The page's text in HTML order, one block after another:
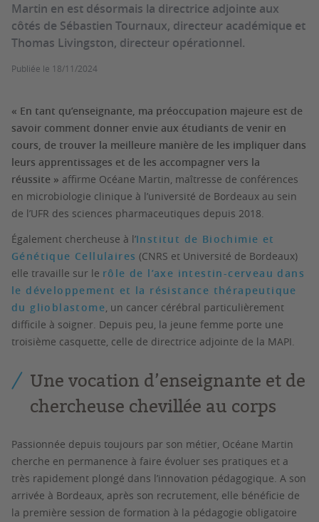
Martin en est désormais la directrice adjointe aux
côtés de Sébastien Tournaux, directeur académique et
Thomas Livingston, directeur opérationnel.
Publiée le 18/11/2024
« En tant qu’enseignante, ma préoccupation majeure est de
savoir comment donner envie aux étudiants de venir en
cours, de trouver la meilleure manière de les impliquer dans
leurs apprentissages et de les accompagner vers la
réussite » affirme Océane Martin, maîtresse de conférences
en microbiologie clinique à l’université de Bordeaux au sein
de l’UFR des sciences pharmaceutiques depuis 2018.
Également chercheuse à l’Institut de Biochimie et
Génétique Cellulaires (CNRS et Université de Bordeaux)
elle travaille sur le rôle de l’axe intestin-cerveau dans
le développement et la résistance thérapeutique
du glioblastome, un cancer cérébral particulièrement
difficile à soigner. Depuis peu, la jeune femme porte une
troisième casquette, celle de directrice adjointe de la MAPI.
Une vocation d’enseignante et de
chercheuse chevillée au corps
Passionnée depuis toujours par son métier, Océane Martin
cherche en permanence à faire évoluer ses pratiques et a
très rapidement plongé dans l’innovation pédagogique. A son
arrivée à Bordeaux, après son recrutement, elle bénéficie de
la première session de formation à la pédagogie obligatoire